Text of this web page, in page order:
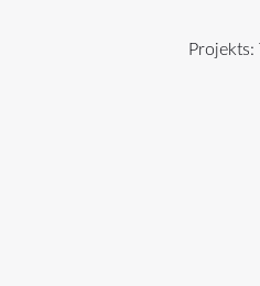
Projekts: